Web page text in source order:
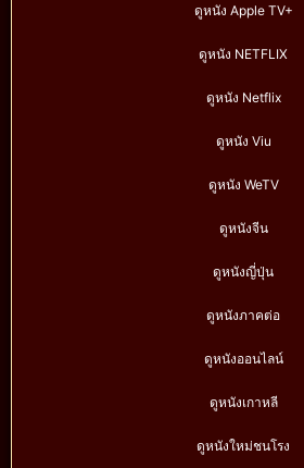
ดูหนัง Apple TV+
ดูหนัง NETFLIX
ดูหนัง Netflix
ดูหนัง Viu
ดูหนัง WeTV
ดูหนังจีน
ดูหนังญี่ปุ่น
ดูหนังภาคต่อ
ดูหนังออนไลน์
ดูหนังเกาหลี
ดูหนังใหม่ชนโรง